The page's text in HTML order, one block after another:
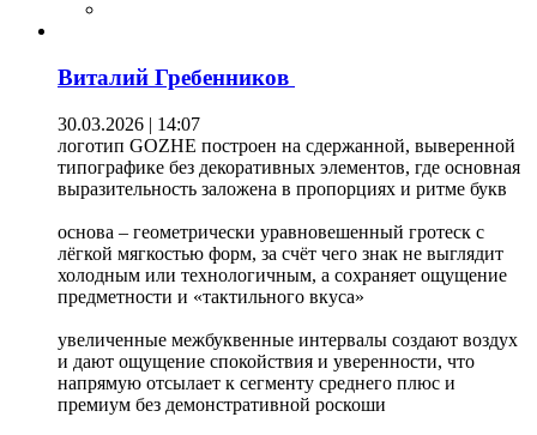
Виталий Гребенников
30.03.2026 | 14:07
логотип GOZHE построен на сдержанной, выверенной
типографике без декоративных элементов, где основная
выразительность заложена в пропорциях и ритме букв
основа – геометрически уравновешенный гротеск с
лёгкой мягкостью форм, за счёт чего знак не выглядит
холодным или технологичным, а сохраняет ощущение
предметности и «тактильного вкуса»
увеличенные межбуквенные интервалы создают воздух
и дают ощущение спокойствия и уверенности, что
напрямую отсылает к сегменту среднего плюс и
премиум без демонстративной роскоши